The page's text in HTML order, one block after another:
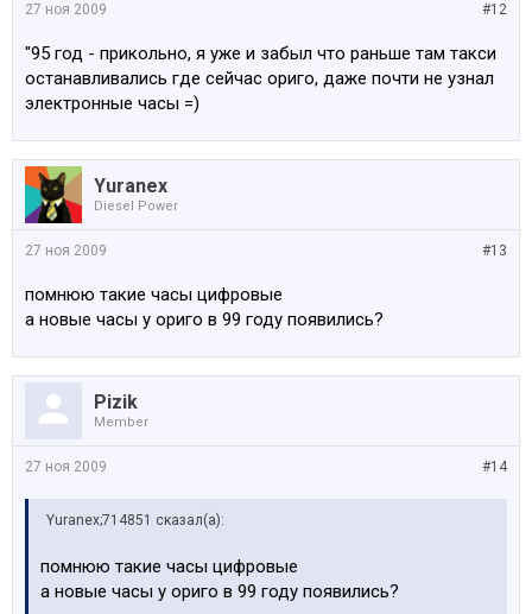
#12
27 ноя 2009
"95 год - прикольно, я уже и забыл что раньше там такси
останавливались где сейчас ориго, даже почти не узнал
электронные часы =)
Yuranex
Diesel Power
#13
27 ноя 2009
помнюю такие часы цифровые
а новые часы у ориго в 99 году появились?
Pizik
Member
#14
27 ноя 2009
Yuranex;714851 сказал(а):
помнюю такие часы цифровые
а новые часы у ориго в 99 году появились?